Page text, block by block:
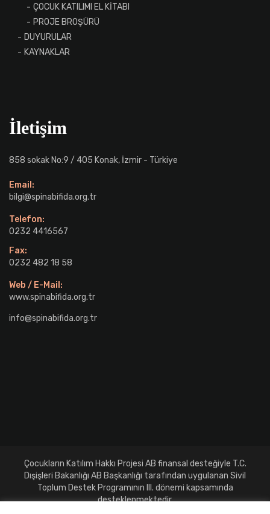
ÇOCUK KATILIMI EL KİTABI
PROJE BROŞÜRÜ
DUYURULAR
KAYNAKLAR
İletişim
858 sokak No:9 / 405 Konak, İzmir - Türkiye
Email:
bilgi@spinabifida.org.tr
Telefon:
0232 4416567
Fax:
0232 482 18 58
Web / E-Mail:
www.spinabifida.org.tr
info@spinabifida.org.tr
Çocukların Katılım Hakkı Projesi AB finansal desteğiyle T.C.
Dışişleri Bakanlığı AB Başkanlığı tarafından uygulanan Sivil
Toplum Destek Programının III. dönemi kapsamında
desteklenmektedir.